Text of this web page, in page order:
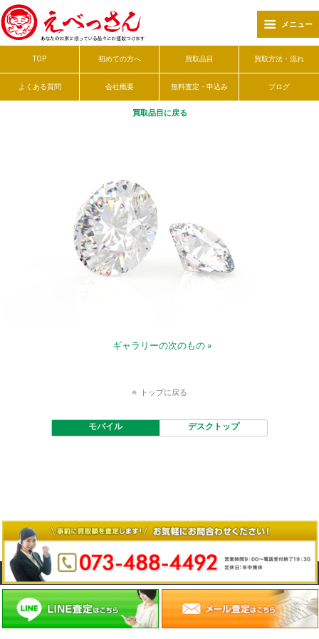
メニュー
TOP 初めての方へ 買取品目 買取方法・流れ
よくある質問 会社概要 無料査定・申込み ブログ
買取品目に戻る
ギャラリーの次のもの »
トップに戻る
モバイル デスクトップ